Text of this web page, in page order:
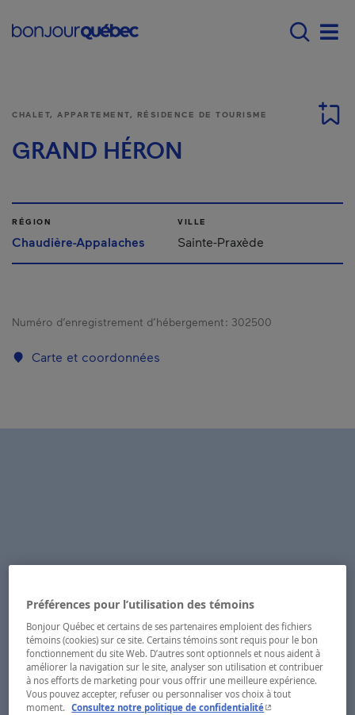
Main navigation -
CHALET, APPARTEMENT, RÉSIDENCE DE TOURISME
GRAND HÉRON
RÉGION
Chaudière-Appalaches
VILLE
Sainte-Praxède
Numéro d’enregistrement d’hébergement : 302500
Carte et coordonnées
Préférences pour l’utilisation des témoins
Bonjour Québec et certains de ses partenaires emploient des fichiers
témoins (cookies) sur ce site. Certains témoins sont requis pour le bon
fonctionnement du site Web. D’autres sont optionnels et nous aident à
améliorer la navigation sur le site, analyser son utilisation et contribuer
à nos efforts de marketing pour vous offrir une meilleure expérience.
Vous pouvez accepter, refuser ou personnaliser vos choix à tout
moment. Consultez notre politique de confidentialité- Cet hyperlien